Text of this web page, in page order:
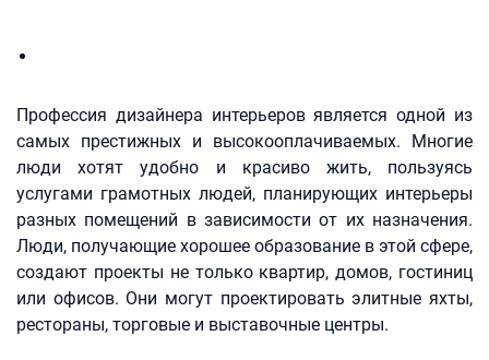
Профессия дизайнера интерьеров является одной из
самых престижных и высокооплачиваемых. Многие
люди хотят удобно и красиво жить, пользуясь
услугами грамотных людей, планирующих интерьеры
разных помещений в зависимости от их назначения.
Люди, получающие хорошее образование в этой сфере,
создают проекты не только квартир, домов, гостиниц
или офисов. Они могут проектировать элитные яхты,
рестораны, торговые и выставочные центры.